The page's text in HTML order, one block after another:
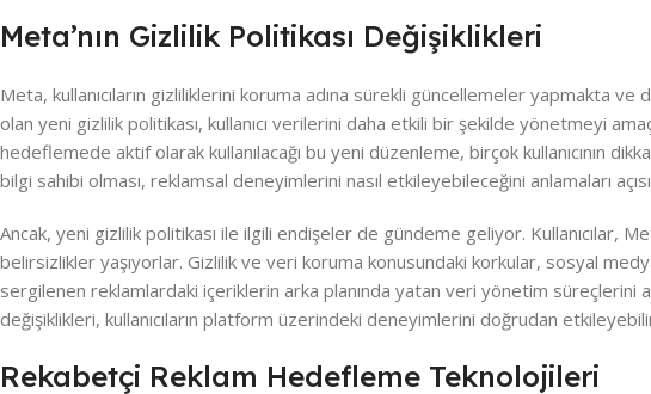
Meta’nın Gizlilik Politikası Değişiklikleri
Meta, kullanıcıların gizliliklerini koruma adına sürekli güncellemeler yapmakta ve
olan yeni gizlilik politikası, kullanıcı verilerini daha etkili bir şekilde yönetmeyi
hedeflemede aktif olarak kullanılacağı bu yeni düzenleme, birçok kullanıcının
bilgi sahibi olması, reklamsal deneyimlerini nasıl etkileyebileceğini anlamaları
Ancak, yeni gizlilik politikası ile ilgili endişeler de gündeme geliyor. Kullanıcılar,
belirsizlikler yaşıyorlar. Gizlilik ve veri koruma konusundaki korkular, sosyal
sergilenen reklamlardaki içeriklerin arka planında yatan veri yönetim süreçlerini
değişiklikleri, kullanıcıların platform üzerindeki deneyimlerini doğrudan
Rekabetçi Reklam Hedefleme Teknolojileri